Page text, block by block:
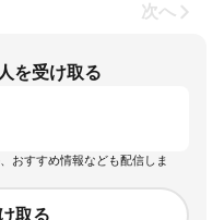
次へ
を受け取る
おすすめ情報なども配信しま
取る